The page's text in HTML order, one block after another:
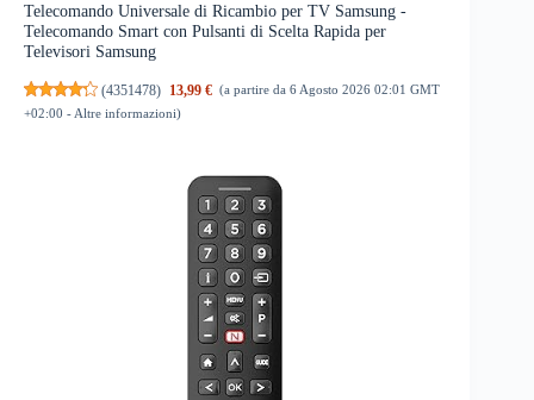
Telecomando Universale di Ricambio per TV Samsung -
Telecomando Smart con Pulsanti di Scelta Rapida per
Televisori Samsung
(4351478) 13,99 € (a partire da 6 Agosto 2026 02:01 GMT
+02:00 - Altre informazioni)